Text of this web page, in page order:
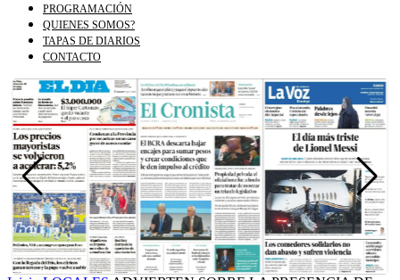
PROGRAMACIÓN
QUIENES SOMOS?
TAPAS DE DIARIOS
CONTACTO